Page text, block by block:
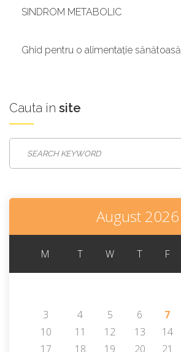
SINDROM METABOLIC
Ghid pentru o alimentație sănătoasă
Cauta in site
August 2026
M T W T F
3
4 5 6 7
10
11 12 13 14
17
18 19 20 21